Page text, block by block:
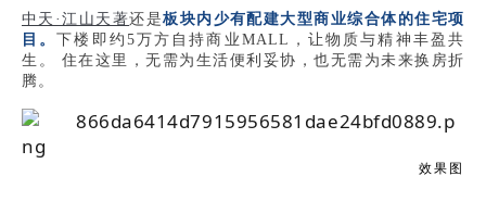
中天·江山天著还是板块内少有配建大型商业综合体的住宅项
目。下楼即约5万方自持商业MALL，让物质与精神丰盈共
生。 住在这里，无需为生活便利妥协，也无需为未来换房折
腾。
效果图